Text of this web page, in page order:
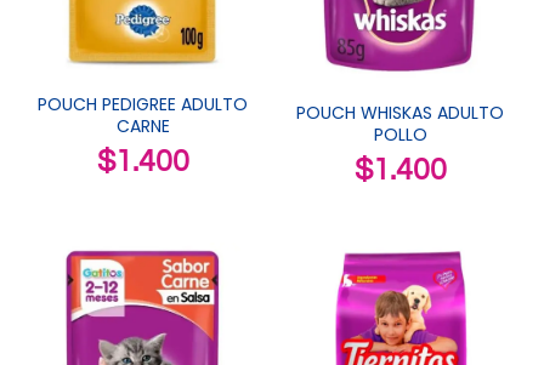
POUCH PEDIGREE ADULTO
CARNE
$1.400
POUCH WHISKAS ADULTO
POLLO
$1.400